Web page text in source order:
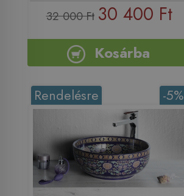
32 000 Ft 30 400 Ft
Kosárba
-5%
Rendelésre